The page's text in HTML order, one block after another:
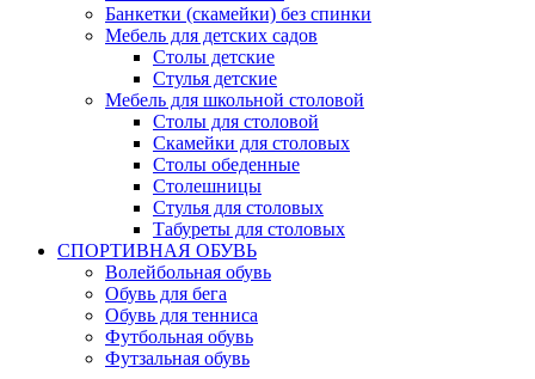
Банкетки (скамейки) без спинки
Мебель для детских садов
Столы детские
Стулья детские
Мебель для школьной столовой
Столы для столовой
Скамейки для столовых
Столы обеденные
Столешницы
Стулья для столовых
Табуреты для столовых
СПОРТИВНАЯ ОБУВЬ
Волейбольная обувь
Обувь для бега
Обувь для тенниса
Футбольная обувь
Футзальная обувь